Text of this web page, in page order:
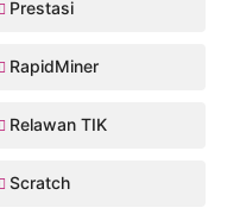
Prestasi
RapidMiner
Relawan TIK
Scratch